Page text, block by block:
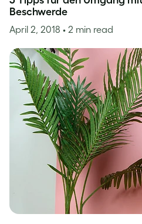
Beschwerde
April 2, 2018 • 2 min read